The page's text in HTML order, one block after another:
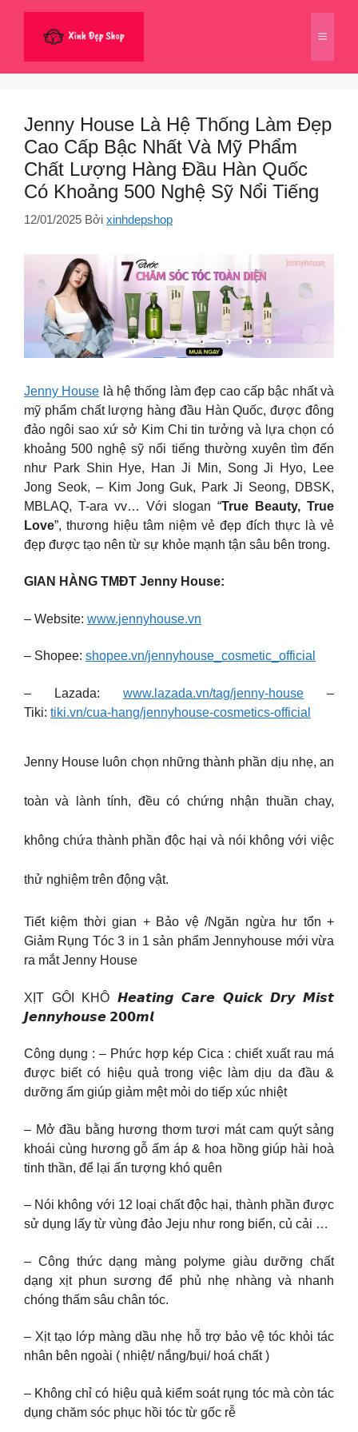
dung
Menu
Jenny House Là Hệ Thống Làm Đẹp
Cao Cấp Bậc Nhất Và Mỹ Phẩm
Chất Lượng Hàng Đầu Hàn Quốc
Có Khoảng 500 Nghệ Sỹ Nổi Tiếng
12/01/2025 Bởi xinhdepshop
Jenny House là hệ thống làm đẹp cao cấp bậc nhất và
mỹ phẩm chất lượng hàng đầu Hàn Quốc, được đông
đảo ngôi sao xứ sở Kim Chi tin tưởng và lựa chọn có
khoảng 500 nghệ sỹ nổi tiếng thường xuyên tìm đến
như Park Shin Hye, Han Ji Min, Song Ji Hyo, Lee
Jong Seok, – Kim Jong Guk, Park Ji Seong, DBSK,
MBLAQ, T-ara vv… Với slogan “True Beauty, True
Love”, thương hiệu tâm niệm vẻ đẹp đích thực là vẻ
đẹp được tạo nên từ sự khỏe mạnh tận sâu bên trong.
GIAN HÀNG TMĐT Jenny House:
– Website: www.jennyhouse.vn
– Shopee: shopee.vn/jennyhouse_cosmetic_official
– Lazada: www.lazada.vn/tag/jenny-house –
Tiki: tiki.vn/cua-hang/jennyhouse-cosmetics-official
Jenny House luôn chọn những thành phần dịu nhẹ, an
toàn và lành tính, đều có chứng nhận thuần chay,
không chứa thành phần độc hại và nói không với việc
thử nghiệm trên động vật.
Tiết kiệm thời gian + Bảo vệ /Ngăn ngừa hư tổn +
Giảm Rụng Tóc 3 in 1 sản phẩm Jennyhouse mới vừa
ra mắt Jenny House
XỊT GÔI KHÔ 𝙃𝙚𝙖𝙩𝙞𝙣𝙜 𝘾𝙖𝙧𝙚 𝙌𝙪𝙞𝙘𝙠 𝘿𝙧𝙮 𝙈𝙞𝙨𝙩
𝙅𝙚𝙣𝙣𝙮𝙝𝙤𝙪𝙨𝙚 𝟮𝟬𝟬𝙢𝙡
Công dụng : – Phức hợp kép Cica : chiết xuất rau má
được biết có hiệu quả trong việc làm dịu da đầu &
dưỡng ẩm giúp giảm mệt mỏi do tiếp xúc nhiệt
– Mở đầu bằng hương thơm tươi mát cam quýt sảng
khoái cùng hương gỗ ấm áp & hoa hồng giúp hài hoà
tinh thần, để lại ấn tượng khó quên
– Nói không với 12 loại chất độc hại, thành phần được
sử dụng lấy từ vùng đảo Jeju như rong biển, củ cải …
– Công thức dạng màng polyme giàu dưỡng chất
dạng xịt phun sương để phủ nhẹ nhàng và nhanh
chóng thấm sâu chân tóc.
– Xịt tạo lớp màng dầu nhẹ hỗ trợ bảo vệ tóc khỏi tác
nhân bên ngoài ( nhiệt/ nắng/bụi/ hoá chất )
– Không chỉ có hiệu quả kiểm soát rụng tóc mà còn tác
dụng chăm sóc phục hồi tóc từ gốc rễ